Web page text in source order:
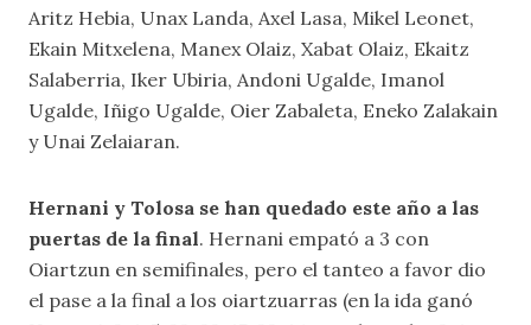
Aritz Hebia, Unax Landa, Axel Lasa, Mikel Leonet,
Ekain Mitxelena, Manex Olaiz, Xabat Olaiz, Ekaitz
Salaberria, Iker Ubiria, Andoni Ugalde, Imanol
Ugalde, Iñigo Ugalde, Oier Zabaleta, Eneko Zalakain
y Unai Zelaiaran.
Hernani y Tolosa se han quedado este año a las
puertas de la final. Hernani empató a 3 con
Oiartzun en semifinales, pero el tanteo a favor dio
el pase a la final a los oiartzuarras (en la ida ganó